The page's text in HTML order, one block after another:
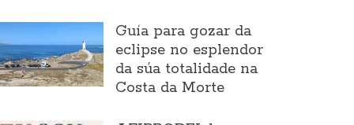
Guía para gozar da
eclipse no esplendor
da súa totalidade na
Costa da Morte